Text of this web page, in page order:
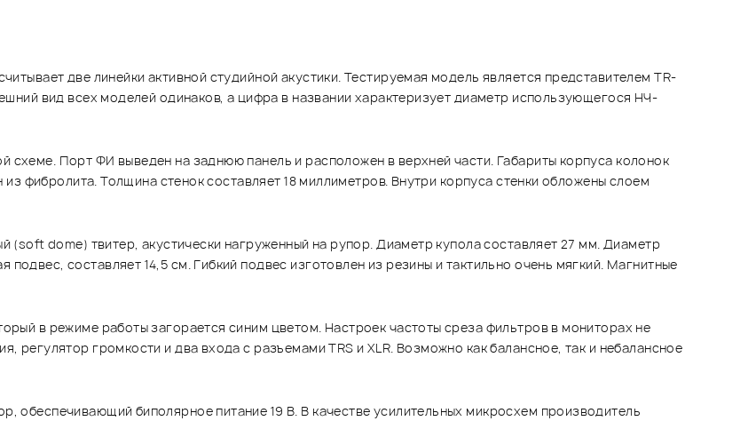
две линейки активной студийной акустики. Тестируемая модель является представителем TR-
вид всех моделей одинаков, а цифра в названии характеризует диаметр использующегося НЧ-
Порт ФИ выведен на заднюю панель и расположен в верхней части. Габариты корпуса колонок
фибролита. Толщина стенок составляет 18 миллиметров. Внутри корпуса стенки обложены слоем
(soft dome) твитер, акустически нагруженный на рупор. Диаметр купола составляет 27 мм. Диаметр
составляет 14,5 см. Гибкий подвес изготовлен из резины и тактильно очень мягкий. Магнитные
в режиме работы загорается синим цветом. Настроек частоты среза фильтров в мониторах не
регулятор громкости и два входа с разъемами TRS и XLR. Возможно как балансное, так и небалансное
обеспечивающий биполярное питание 19 В. В качестве усилительных микросхем производитель